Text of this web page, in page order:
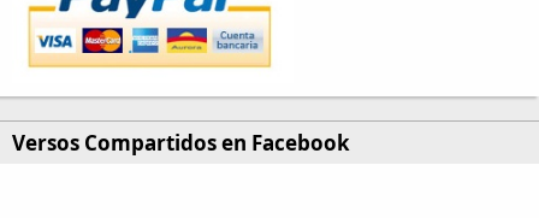
Versos Compartidos en Facebook